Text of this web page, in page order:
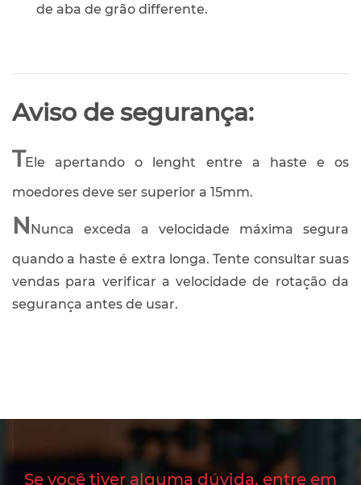
de aba de grão differente.
Aviso de segurança:
TEle apertando o lenght entre a haste e os
moedores deve ser superior a 15mm.
NNunca exceda a velocidade máxima segura
quando a haste é extra longa. Tente consultar suas
vendas para verificar a velocidade de rotação da
segurança antes de usar.
Se você tiver alguma dúvida, entre em